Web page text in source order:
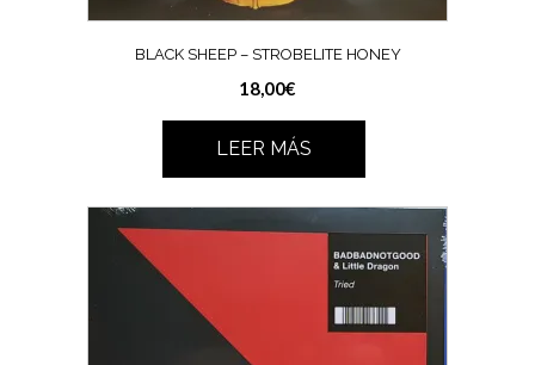
BLACK SHEEP – STROBELITE HONEY
18,00€
LEER MÁS